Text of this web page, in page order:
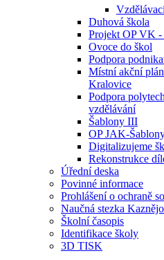
Duhová škola
Projekt OP VK
Ovoce do škol
Podpora
Místní akční
Kralovice
Podpora
vzdělávání
Šablony III
OP JAK-
Digitalizujeme
Rekonstrukce
Úřední deska
Povinné informace
Prohlášení o ochraně
Naučná stezka
Školní časopis
Identifikace školy
3D TISK